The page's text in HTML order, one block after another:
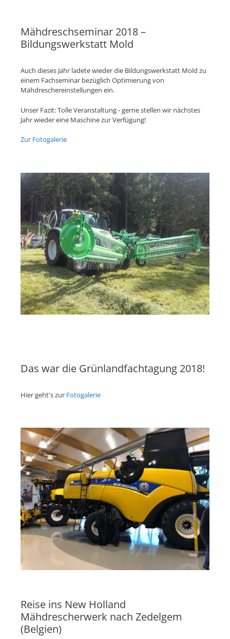
Mähdreschseminar 2018 –
Bildungswerkstatt Mold
Auch dieses Jahr ladete wieder die Bildungswerkstatt Mold zu
einem Fachseminar bezüglich Optimierung von
Mähdreschereinstellungen ein.
Unser Fazit: Tolle Veranstaltung - gerne stellen wir nächstes
Jahr wieder eine Maschine zur Verfügung!
Zur Fotogalerie
Das war die Grünlandfachtagung 2018!
Hier geht's zur Fotogalerie
Reise ins New Holland
Mähdrescherwerk nach Zedelgem
(Belgien)